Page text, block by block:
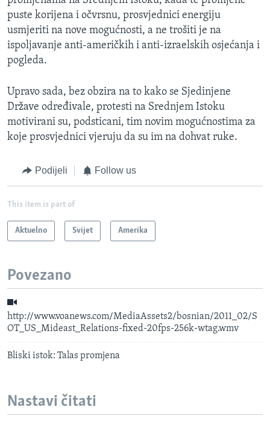
puste korijena i očvrsnu, prosvjednici energiju
usmjeriti na nove mogućnosti, a ne trošiti je na
ispoljavanje anti-američkih i anti-izraelskih osjećanja i
pogleda.
Upravo sada, bez obzira na to kako se Sjedinjene
Države određivale, protesti na Srednjem Istoku
motivirani su, podsticani, tim novim mogućnostima za
koje prosvjednici vjeruju da su im na dohvat ruke.
Podijeli Follow us
This item is part of
Aktuelno Svijet Amerika
Povezano
http://www.voanews.com/MediaAssets2/bosnian/2011_02/S
OT_US_Mideast_Relations-fixed-20fps-256k-wtag.wmv
Bliski istok: Talas promjena
Nastavi čitati